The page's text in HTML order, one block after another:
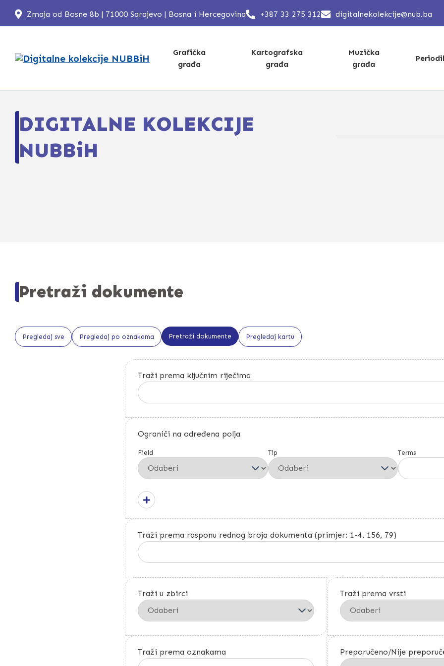
Zmaja od Bosne 8b | 71000 Sarajevo | Bosna i Hercegovina +387 33 275 312 digitalnekolekcije@nub.ba
Grafička
građa
Kartografska
građa
Muzička
građa
DIGITALNE KOLEKCIJE
NUBBiH
Pretraži dokumente
Pregledaj sve Pregledaj po oznakama Pretraži dokumente Pregledaj kartu
Traži prema ključnim riječima
Ograniči na određena polja
Field Tip Terms
Traži prema rasponu rednog broja dokumenta (primjer: 1-4, 156, 79)
Traži u zbirci Traži prema vrsti
Traži prema oznakama Preporučeno/Nije